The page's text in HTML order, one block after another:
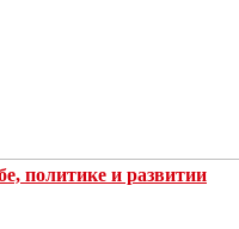
политике и развитии